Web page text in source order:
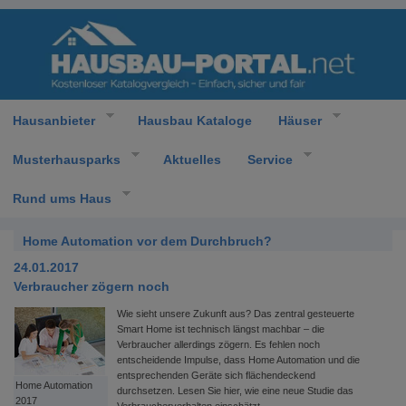
Hausanbieter Hausbau Kataloge Häuser
Musterhausparks Aktuelles Service
Rund ums Haus
Home Automation vor dem Durchbruch?
24.01.2017
Verbraucher zögern noch
Home Automation
2017
Wie sieht unsere Zukunft aus? Das zentral gesteuerte
Smart Home ist technisch längst machbar – die
Verbraucher allerdings zögern. Es fehlen noch
entscheidende Impulse, dass Home Automation und die
entsprechenden Geräte sich flächendeckend
durchsetzen. Lesen Sie hier, wie eine neue Studie das